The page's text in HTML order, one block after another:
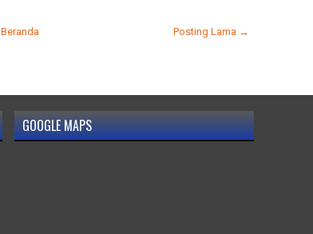
Posting Lama →
Beranda
GOOGLE MAPS